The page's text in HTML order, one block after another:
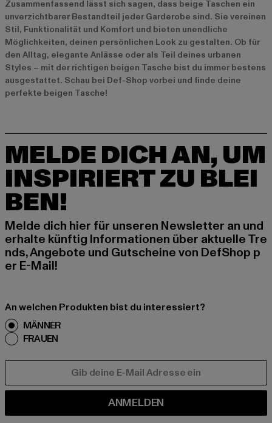
Zusammenfassend lässt sich sagen, dass beige Taschen ein
unverzichtbarer Bestandteil jeder Garderobe sind. Sie vereinen
Stil, Funktionalität und Komfort und bieten unendliche
Möglichkeiten, deinen persönlichen Look zu gestalten. Ob für
den Alltag, elegante Anlässe oder als Teil deines urbanen
Styles – mit der richtigen beigen Tasche bist du immer bestens
ausgestattet. Schau bei Def-Shop vorbei und finde deine
perfekte beigen Tasche!
MELDE DICH AN, UM
INSPIRIERT ZU BLEI
BEN!
Melde dich hier für unseren Newsletter an und
erhalte künftig Informationen über aktuelle Tre
nds, Angebote und Gutscheine von DefShop p
er E-Mail!
An welchen Produkten bist du interessiert?
MÄNNER
FRAUEN
ANMELDEN